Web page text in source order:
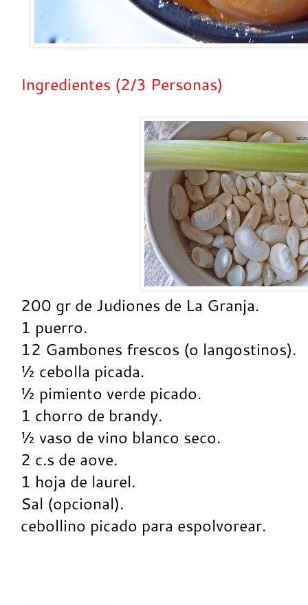
Ingredientes (2/3 Personas)
200 gr de Judiones de La Granja.
1 puerro.
12 Gambones frescos (o langostinos).
½ cebolla picada.
½ pimiento verde picado.
1 chorro de brandy.
½ vaso de vino blanco seco.
2 c.s de aove.
1 hoja de laurel.
Sal (opcional).
cebollino picado para espolvorear.